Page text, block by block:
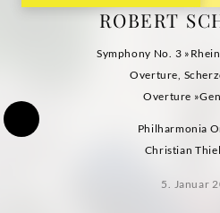
ROBERT
Symphony No. 3
Overture,
Overture
Philharmonia
Christian
5. Januar